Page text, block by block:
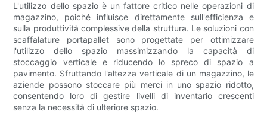
L'utilizzo dello spazio è un fattore critico nelle operazioni di
magazzino, poiché influisce direttamente sull'efficienza e
sulla produttività complessive della struttura. Le soluzioni con
scaffalature portapallet sono progettate per ottimizzare
l'utilizzo dello spazio massimizzando la capacità di
stoccaggio verticale e riducendo lo spreco di spazio a
pavimento. Sfruttando l'altezza verticale di un magazzino, le
aziende possono stoccare più merci in uno spazio ridotto,
consentendo loro di gestire livelli di inventario crescenti
senza la necessità di ulteriore spazio.